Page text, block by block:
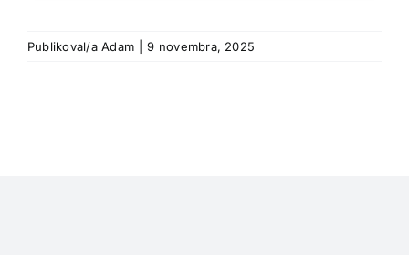
Publikoval/aAdam 9 novembra, 2025